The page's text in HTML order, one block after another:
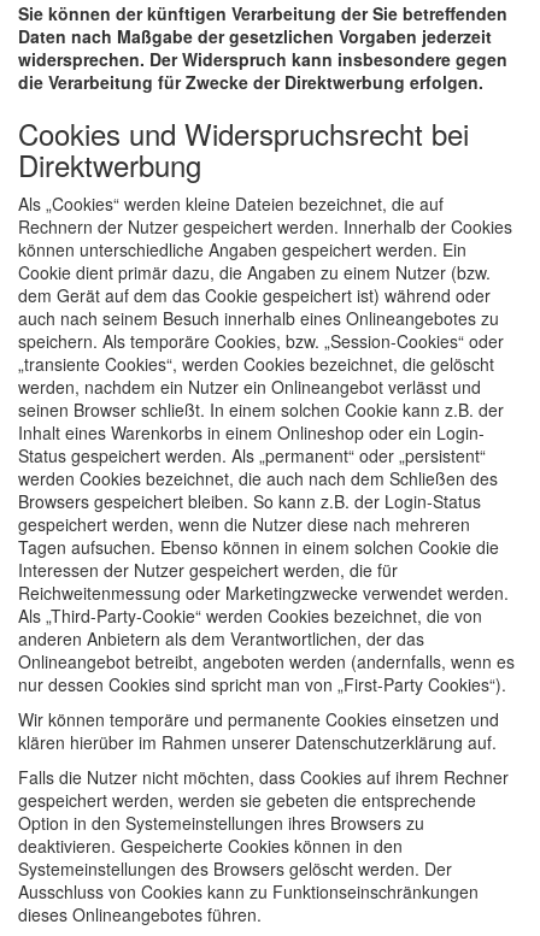
Sie können der künftigen Verarbeitung der Sie betreffenden
Daten nach Maßgabe der gesetzlichen Vorgaben jederzeit
widersprechen. Der Widerspruch kann insbesondere gegen
die Verarbeitung für Zwecke der Direktwerbung erfolgen.
Cookies und Widerspruchsrecht bei
Direktwerbung
Als „Cookies“ werden kleine Dateien bezeichnet, die auf
Rechnern der Nutzer gespeichert werden. Innerhalb der Cookies
können unterschiedliche Angaben gespeichert werden. Ein
Cookie dient primär dazu, die Angaben zu einem Nutzer (bzw.
dem Gerät auf dem das Cookie gespeichert ist) während oder
auch nach seinem Besuch innerhalb eines Onlineangebotes zu
speichern. Als temporäre Cookies, bzw. „Session-Cookies“ oder
„transiente Cookies“, werden Cookies bezeichnet, die gelöscht
werden, nachdem ein Nutzer ein Onlineangebot verlässt und
seinen Browser schließt. In einem solchen Cookie kann z.B. der
Inhalt eines Warenkorbs in einem Onlineshop oder ein Login-
Status gespeichert werden. Als „permanent“ oder „persistent“
werden Cookies bezeichnet, die auch nach dem Schließen des
Browsers gespeichert bleiben. So kann z.B. der Login-Status
gespeichert werden, wenn die Nutzer diese nach mehreren
Tagen aufsuchen. Ebenso können in einem solchen Cookie die
Interessen der Nutzer gespeichert werden, die für
Reichweitenmessung oder Marketingzwecke verwendet werden.
Als „Third-Party-Cookie“ werden Cookies bezeichnet, die von
anderen Anbietern als dem Verantwortlichen, der das
Onlineangebot betreibt, angeboten werden (andernfalls, wenn es
nur dessen Cookies sind spricht man von „First-Party Cookies“).
Wir können temporäre und permanente Cookies einsetzen und
klären hierüber im Rahmen unserer Datenschutzerklärung auf.
Falls die Nutzer nicht möchten, dass Cookies auf ihrem Rechner
gespeichert werden, werden sie gebeten die entsprechende
Option in den Systemeinstellungen ihres Browsers zu
deaktivieren. Gespeicherte Cookies können in den
Systemeinstellungen des Browsers gelöscht werden. Der
Ausschluss von Cookies kann zu Funktionseinschränkungen
dieses Onlineangebotes führen.